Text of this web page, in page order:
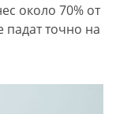
около 70% от
падат точно на